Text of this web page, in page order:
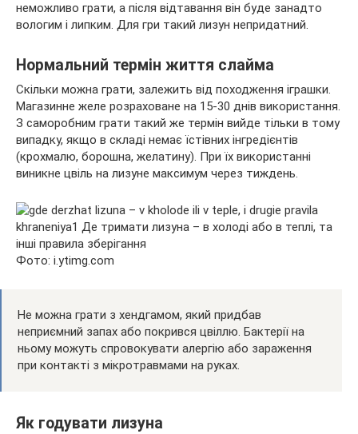
неможливо грати, а після відтавання він буде занадто
вологим і липким. Для гри такий лизун непридатний.
Нормальний термін життя слайма
Скільки можна грати, залежить від походження іграшки.
Магазинне желе розраховане на 15-30 днів використання.
З саморобним грати такий же термін вийде тільки в тому
випадку, якщо в складі немає їстівних інгредієнтів
(крохмалю, борошна, желатину). При їх використанні
виникне цвіль на лизуне максимум через тиждень.
Фото: i.ytimg.com
Не можна грати з хендгамом, який придбав
неприємний запах або покрився цвіллю. Бактерії на
ньому можуть спровокувати алергію або зараження
при контакті з мікротравмами на руках.
Як годувати лизуна